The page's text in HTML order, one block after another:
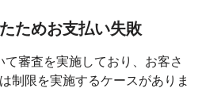
ためお支払い失敗
審査を実施しており、お客さ
制限を実施するケースがありま